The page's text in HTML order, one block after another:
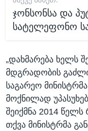
ჯონსონსა და
სატელეფონო
„დახმარება ხელს
მდგრადობის
საგარეო
მოქნილად
შეიქმნა 2014
თქვა მინისტრმა